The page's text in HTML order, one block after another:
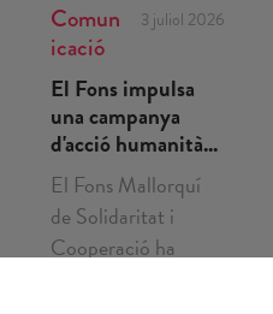
Comun
icació
3 juliol 2026
El Fons impulsa
una campanya
d'acció humanità...
El Fons Mallorquí
de Solidaritat i
Cooperació ha